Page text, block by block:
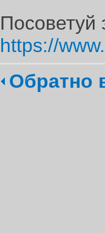
Посоветуй
https://
Обратно